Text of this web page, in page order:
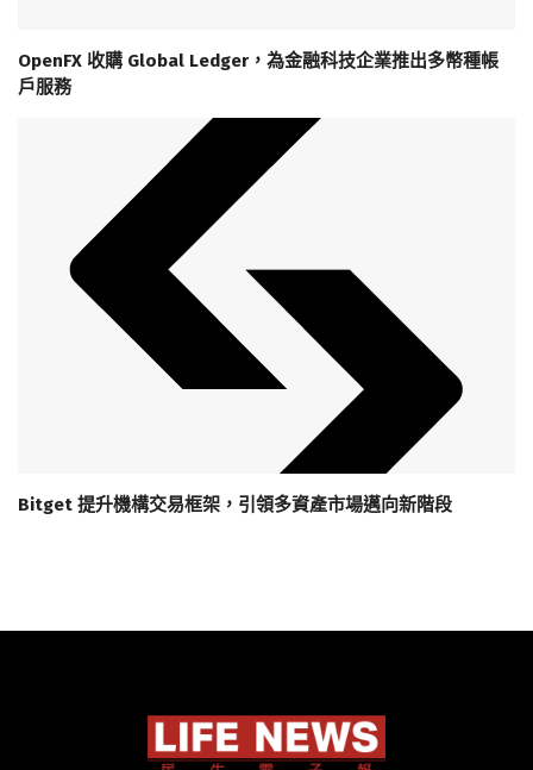
OpenFX 收購 Global Ledger，為金融科技企業推出多幣種帳
戶服務
Bitget 提升機構交易框架，引領多資產市場邁向新階段